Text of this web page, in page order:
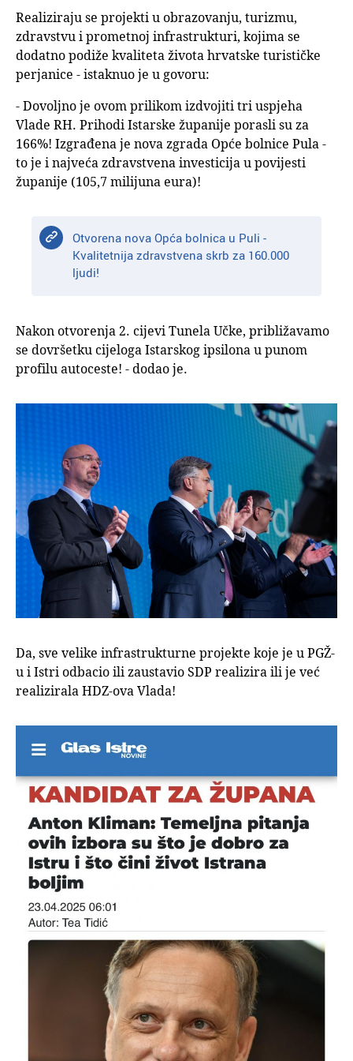
Realiziraju se projekti u obrazovanju, turizmu,
zdravstvu i prometnoj infrastrukturi, kojima se
dodatno podiže kvaliteta života hrvatske turističke
perjanice - istaknuo je u govoru:
- Dovoljno je ovom prilikom izdvojiti tri uspjeha
Vlade RH. Prihodi Istarske županije porasli su za
166%! Izgrađena je nova zgrada Opće bolnice Pula -
to je i najveća zdravstvena investicija u povijesti
županije (105,7 milijuna eura)!
Otvorena nova Opća bolnica u Puli -
Kvalitetnija zdravstvena skrb za 160.000
ljudi!
Nakon otvorenja 2. cijevi Tunela Učke, približavamo
se dovršetku cijeloga Istarskog ipsilona u punom
profilu autoceste! - dodao je.
Da, sve velike infrastrukturne projekte koje je u PGŽ-
u i Istri odbacio ili zaustavio SDP realizira ili je već
realizirala HDZ-ova Vlada!